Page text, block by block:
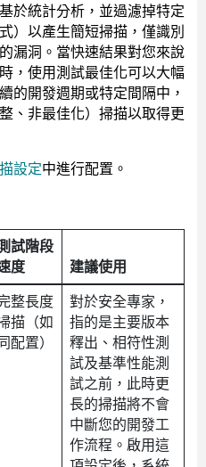
於統計分析，並過濾掉特定
）以產生簡短掃描，僅識別
漏洞。當快速結果對您來說
，使用測試最佳化可以大幅
的開發週期或特定間隔中，
、非最佳化）掃描以取得更
設定中進行配置。
試階段
度
建議使用
整長度
描（如
配置）
對於安全專家，
指的是主要版本
釋出、相符性測
試及基準性能測
試之前，此時更
長的掃描將不會
中斷您的開發工
作流程。啟用這